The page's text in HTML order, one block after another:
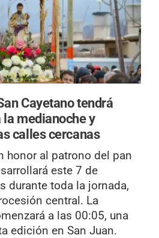
Cayetano tendrá
medianoche y
calles cercanas
honor al patrono del pan
este 7 de
durante toda la jornada,
central. La
a las 00:05, una
edición en San Juan.